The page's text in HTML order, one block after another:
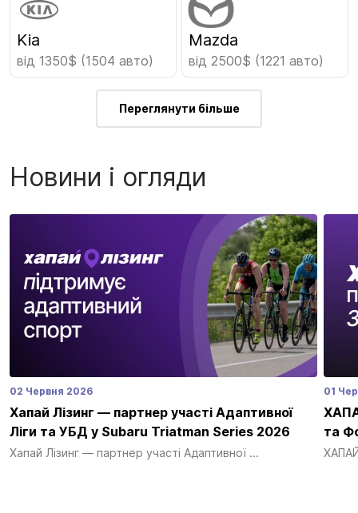
Kia
від 1350$ (1504 авто)
Mazda
від 2500$ (1221 авто)
Переглянути більше
Новини і огляди
02 Червня 2026
Хапай Лізинг — партнер участі Адаптивної
Ліги та УБД у Subaru Triatman Series 2026
Хапай Лізинг — партнер участі Адаптивної ...
01
та